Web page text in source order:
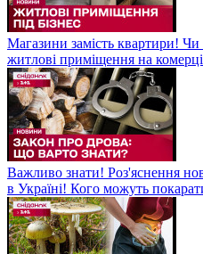
Магазини замість квартири!
житлові приміщення на
Важливо знати! Роз'яснення
в Україні! Кого можуть